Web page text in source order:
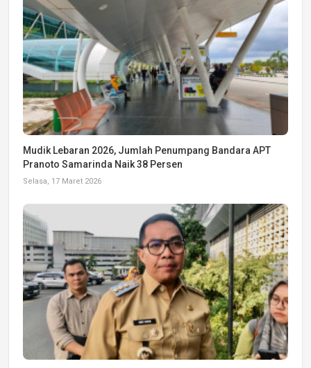
Mudik Lebaran 2026, Jumlah Penumpang Bandara APT
Pranoto Samarinda Naik 38 Persen
Selasa, 17 Maret 2026